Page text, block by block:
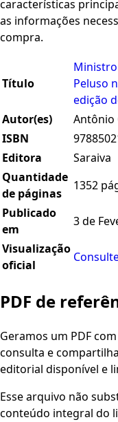
características
as informações
compra.
Título
Peluso
edição
Autor(es)
Antônio
ISBN
Editora
Saraiva
Quantidade
de páginas
1352
Publicado
em
3 de
Visualização
oficial
PDF de
Geramos um PDF
consulta e
editorial disponível e
Esse arquivo não
conteúdo integral do